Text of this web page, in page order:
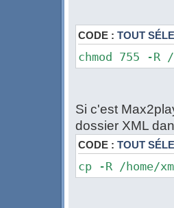
CODE : TOUT
chmod 755 -R
Si c'est
dossier XML
CODE : TOUT
cp -R /home/